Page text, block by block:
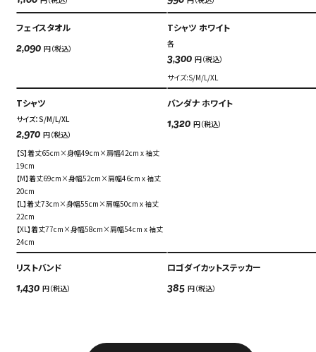
フェイスタオル
2,090 円（税込）
Tシャツ ホワイト
各
3,300 円（税込）
サイズ:S/M/L/XL
Tシャツ
サイズ：S/M/L/XL
2,970 円（税込）
【S】着丈65cm×身幅49cm×肩幅42cm x 袖丈
19cm
【M】着丈69cm×身幅52cm×肩幅46cm x 袖丈
20cm
【L】着丈73cm×身幅55cm×肩幅50cm x 袖丈
22cm
【XL】着丈77cm×身幅58cm×肩幅54cm x 袖丈
24cm
バンダナ ホワイト
1,320 円（税込）
リストバンド
1,430 円（税込）
ロゴダイカットステッカー
385 円（税込）